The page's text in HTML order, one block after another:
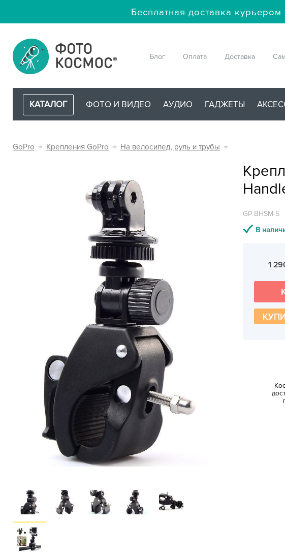
Бесплатная доставка
Блог Оплата Доставка
КАТАЛОГ ФОТО И ВИДЕО АУДИО ГАДЖЕТЫ
GoPro → Крепления GoPro → На велосипед, руль и трубы →
GP BHSM-5
В
1